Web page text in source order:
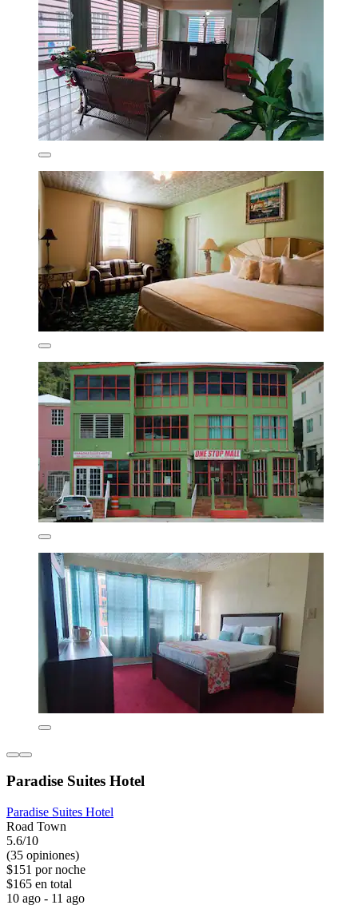
Paradise Suites Hotel
Paradise Suites Hotel
Road Town
5.6/10
(35 opiniones)
$151 por noche
$165 en total
10 ago - 11 ago